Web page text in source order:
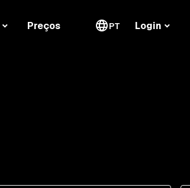
Preços PT Login